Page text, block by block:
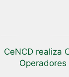
CeNCD realiza